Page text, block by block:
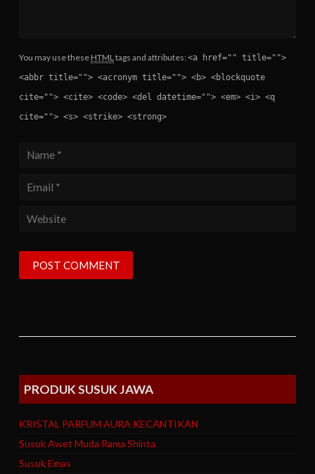
You may use these HTMLtags and attributes:<a href="" title="">
<abbr title=""> <acronym title=""> <b> <blockquote
cite=""> <cite> <code> <del datetime=""> <em> <i> <q
cite=""> <s> <strike> <strong>
PRODUK SUSUK JAWA
KRISTAL PARFUM AURA KECANTIKAN
Susuk Awet Muda Rama Shinta
Susuk Emas